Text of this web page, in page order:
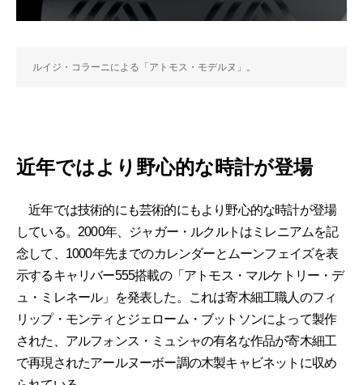
ルイジ・コラーニによる「アトモス・モデルヌ」。
近年ではより野心的な時計が登場
近年では技術的にも芸術的にもより野心的な時計が登場
している。2000年、ジャガー・ルクルトはミレニアムを記
念して、1000年先までのカレンダーとムーンフェイズを表
示するキャリバー555搭載の「アトモス・マルケトリー・デ
ュ・ミレネール」を発表した。これは寄木細工職人のフィ
リップ・モンティとジェローム・ブットソンによって製作
された、アルフォンス・ミュシャの有名な作品が寄木細工
で再現されたアールヌーボー調の木製キャビネットに収め